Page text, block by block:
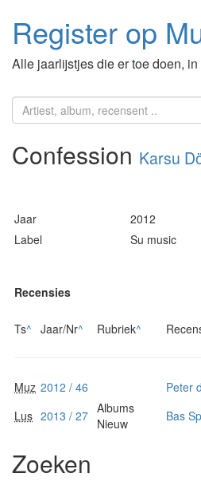
Register op
Alle jaarlijstjes die er toe doen,
Confession Karsu
Jaar
2012
Label
Su music
Recensies
Ts^ Jaar/Nr^ Rubriek^
Muz 2012 / 46 Peter
Lus 2013 / 27 Albums
Nieuw
Bas
Zoeken